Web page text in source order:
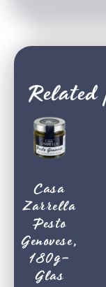
Casa
Zarrella
Pesto
Genovese,
180g-
Glas